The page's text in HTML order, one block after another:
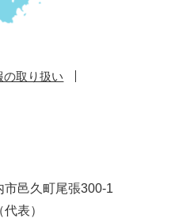
の取り扱い
邑久町尾張300-1
表）